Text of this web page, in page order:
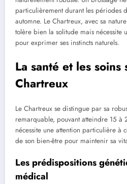
particulièrement durant les périodes
automne. Le Chartreux, avec sa
tolère bien la solitude mais nécessite
pour exprimer ses instincts naturels.
La santé et les
Chartreux
Le Chartreux se distingue par sa
remarquable, pouvant atteindre 15 à
nécessite une attention particulière à
de son bien-être pour maintenir sa
Les prédispositions
médical